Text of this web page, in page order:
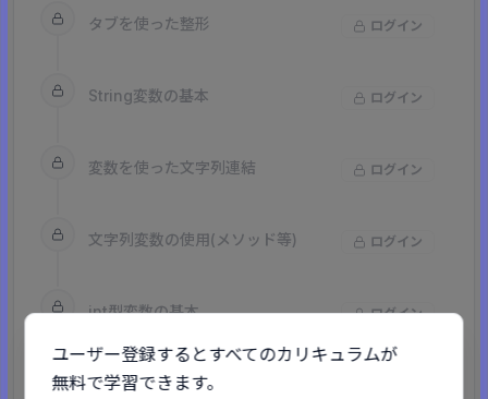
タブを使った整形 ログイン
String変数の基本 ログイン
変数を使った文字列連結 ログイン
文字列変数の使用(メソッド等) ログイン
int型変数の基本 ログイン
計算結果の出力
ユーザー登録するとすべてのカリキュラムが
無料で学習できます。